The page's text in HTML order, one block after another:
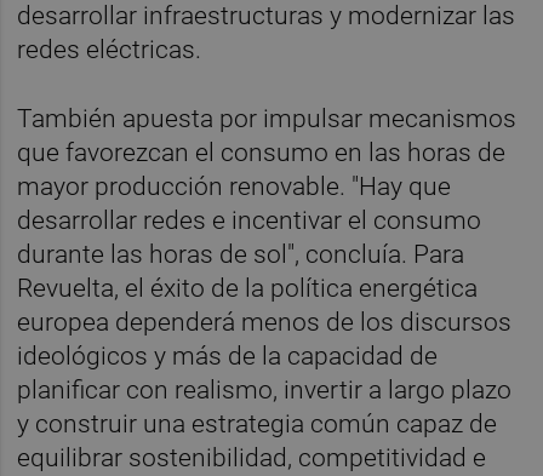
desarrollar infraestructuras y modernizar las
redes eléctricas.
También apuesta por impulsar mecanismos
que favorezcan el consumo en las horas de
mayor producción renovable. "Hay que
desarrollar redes e incentivar el consumo
durante las horas de sol", concluía. Para
Revuelta, el éxito de la política energética
europea dependerá menos de los discursos
ideológicos y más de la capacidad de
planificar con realismo, invertir a largo plazo
y construir una estrategia común capaz de
equilibrar sostenibilidad, competitividad e